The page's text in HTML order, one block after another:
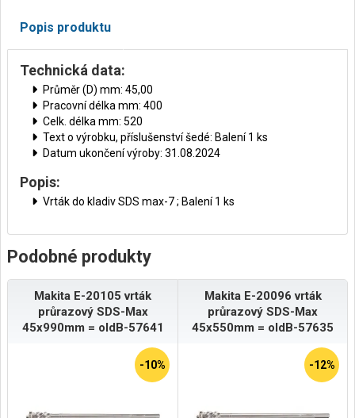
Popis produktu
Technická data:
Průměr (D) mm: 45,00
Pracovní délka mm: 400
Celk. délka mm: 520
Text o výrobku, příslušenství šedé: Balení 1 ks
Datum ukončení výroby: 31.08.2024
Popis:
Vrták do kladiv SDS max-7 ; Balení 1 ks
Podobné produkty
Makita E-20105 vrták
průrazový SDS-Max
45x990mm = oldB-57641
-10%
Makita E-20096 vrták
průrazový SDS-Max
45x550mm = oldB-57635
-12%